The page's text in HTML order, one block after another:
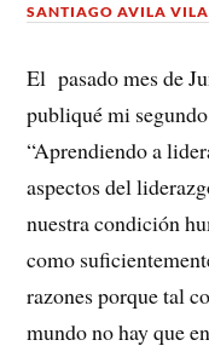
SANTIAGO AVILA VILA
El pasado mes de
publiqué mi
“Aprendiendo a
aspectos del
nuestra condición
como
razones porque tal
mundo no hay que